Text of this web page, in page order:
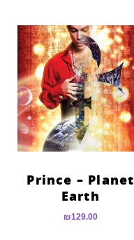
Prince – Planet
Earth
₪129.00